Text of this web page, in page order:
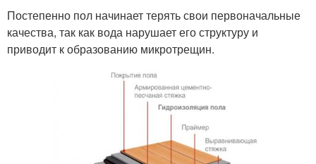
Постепенно пол начинает терять свои первоначальные
качества, так как вода нарушает его структуру и
приводит к образованию микротрещин.